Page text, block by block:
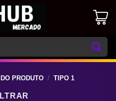
PRODUTO / TIPO 1